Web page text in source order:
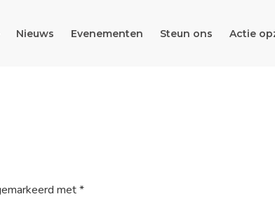
Nieuws Evenementen Steun ons Actie
met*